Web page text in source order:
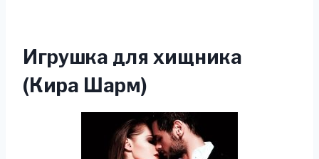
Игрушка для хищника
(Кира Шарм)